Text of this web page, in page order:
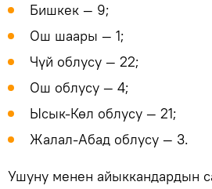
Бишкек — 9;
Ош шаары — 1;
Чүй облусу — 22;
Ош облусу — 4;
Ысык-Көл облусу — 21;
Жалал-Абад облусу — 3.
Ушуну менен айыккандардын